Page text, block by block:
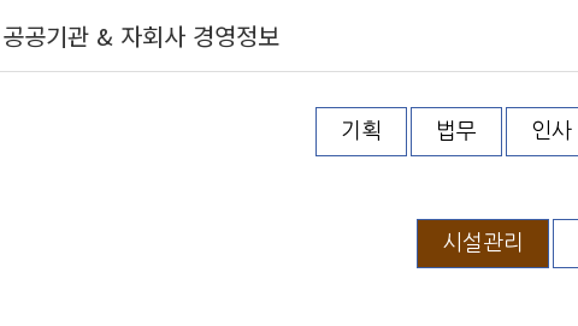
공공기관 & 자회사 경영정보
기획 법무 인사
시설관리